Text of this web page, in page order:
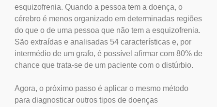
esquizofrenia. Quando a pessoa tem a doença, o
cérebro é menos organizado em determinadas regiões
do que o de uma pessoa que não tem a esquizofrenia.
São extraídas e analisadas 54 características e, por
intermédio de um grafo, é possível afirmar com 80% de
chance que trata-se de um paciente com o distúrbio.
Agora, o próximo passo é aplicar o mesmo método
para diagnosticar outros tipos de doenças